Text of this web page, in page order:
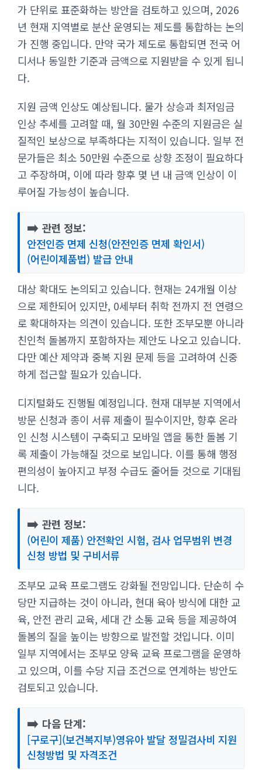
가 단위로 표준화하는 방안을 검토하고 있으며, 2026
년 현재 지역별로 분산 운영되는 제도를 통합하는 논의
가 진행 중입니다. 만약 국가 제도로 통합되면 전국 어
디서나 동일한 기준과 금액으로 지원받을 수 있게 됩니
다.
지원 금액 인상도 예상됩니다. 물가 상승과 최저임금
인상 추세를 고려할 때, 월 30만원 수준의 지원금은 실
질적인 보상으로 부족하다는 지적이 있습니다. 일부 전
문가들은 최소 50만원 수준으로 상향 조정이 필요하다
고 주장하며, 이에 따라 향후 몇 년 내 금액 인상이 이
루어질 가능성이 높습니다.
➡️ 관련 정보:
안전인증 면제 신청(안전인증 면제 확인서)
(어린이제품법) 발급 안내
대상 확대도 논의되고 있습니다. 현재는 24개월 이상
으로 제한되어 있지만, 0세부터 취학 전까지 전 연령으
로 확대하자는 의견이 있습니다. 또한 조부모뿐 아니라
친인척 돌봄까지 포함하자는 제안도 나오고 있습니다.
다만 예산 제약과 중복 지원 문제 등을 고려하여 신중
하게 접근할 필요가 있습니다.
디지털화도 진행될 예정입니다. 현재 대부분 지역에서
방문 신청과 종이 서류 제출이 필수이지만, 향후 온라
인 신청 시스템이 구축되고 모바일 앱을 통한 돌봄 기
록 제출이 가능해질 것으로 보입니다. 이를 통해 행정
편의성이 높아지고 부정 수급도 줄어들 것으로 기대됩
니다.
➡️ 관련 정보:
(어린이 제품) 안전확인 시험, 검사 업무범위 변경
신청 방법 및 구비서류
조부모 교육 프로그램도 강화될 전망입니다. 단순히 수
당만 지급하는 것이 아니라, 현대 육아 방식에 대한 교
육, 안전 관리 교육, 세대 간 소통 교육 등을 제공하여
돌봄의 질을 높이는 방향으로 발전할 것입니다. 이미
일부 지역에서는 조부모 양육 교육 프로그램을 운영하
고 있으며, 이를 수당 지급 조건으로 연계하는 방안도
검토되고 있습니다.
➡️ 다음 단계:
[구로구](보건복지부)영유아 발달 정밀검사비 지원
신청방법 및 자격조건